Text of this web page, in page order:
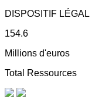
DISPOSITIF LÉGAL
154.6
Millions d'euros
Total Ressources